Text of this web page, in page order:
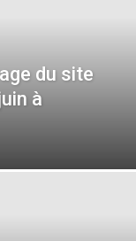
du site
à